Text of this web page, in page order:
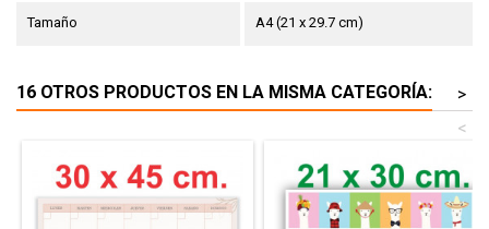
Tamaño A4 (21 x 29.7 cm)
16 OTROS PRODUCTOS EN LA MISMA CATEGORÍA:
>
<